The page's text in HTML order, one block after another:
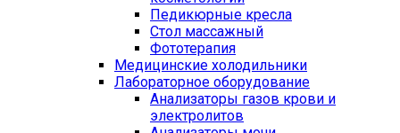
Педикюрные кресла
Стол массажный
Фототерапия
Медицинские холодильники
Лабораторное оборудование
Анализаторы газов крови и
электролитов